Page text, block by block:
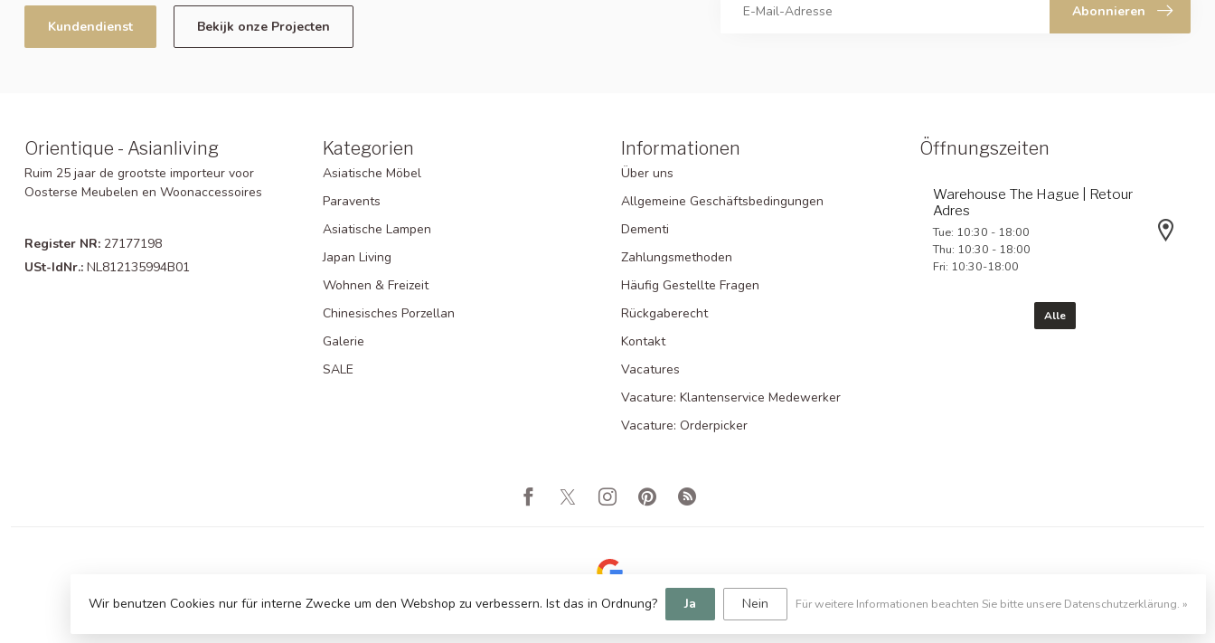
Kundendienst Bekijk onze Projecten
Abonnieren
Orientique - Asianliving
Ruim 25 jaar de grootste importeur voor
Oosterse Meubelen en Woonaccessoires
Register NR: 27177198
USt-IdNr.: NL812135994B01
Kategorien
Asiatische Möbel
Paravents
Asiatische Lampen
Japan Living
Wohnen & Freizeit
Chinesisches Porzellan
Galerie
SALE
Informationen
Über uns
Allgemeine Geschäftsbedingungen
Dementi
Zahlungsmethoden
Häufig Gestellte Fragen
Rückgaberecht
Kontakt
Vacatures
Vacature: Klantenservice Medewerker
Vacature: Orderpicker
Öffnungszeiten
Warehouse The Hague | Retour
Adres
Tue: 10:30 - 18:00
Thu: 10:30 - 18:00
Fri: 10:30-18:00
Alle
© Copyright 2026 Orientique - Asianliving
Wir benutzen Cookies nur für interne Zwecke um den Webshop zu verbessern. Ist das in Ordnung? Ja Nein Für weitere Informationen beachten Sie bitte unsere Datenschutzerklärung. »